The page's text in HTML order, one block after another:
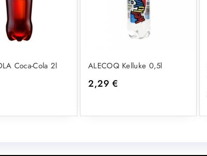
Coca-Cola 2l ALECOQ Kelluke 0,5l
2,29 €